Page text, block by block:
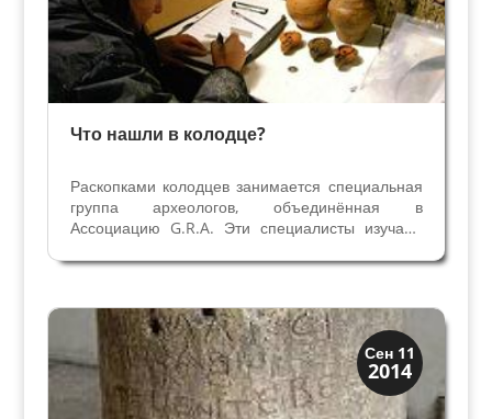
Что нашли в колодце?
Раскопками колодцев занимается специальная
группа археологов, объединённая в
Ассоциацию G.R.A. Эти специалисты изучают
каналы древней канализации и колодцы на всей
Ассоциации —...
Сен 11
2014
Мосты Колодцы Фонтаны
Скрытая Верона